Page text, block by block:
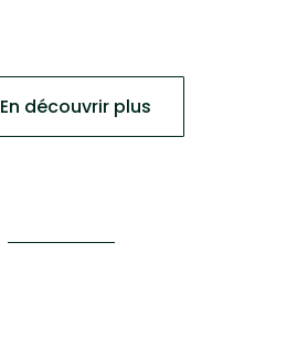
En découvrir plus